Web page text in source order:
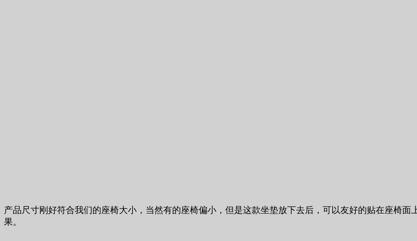
产品尺寸刚好符合我们的座椅大小，当然有的座椅偏小，但是这款坐垫放下去后，可以友好的贴在座椅
果。